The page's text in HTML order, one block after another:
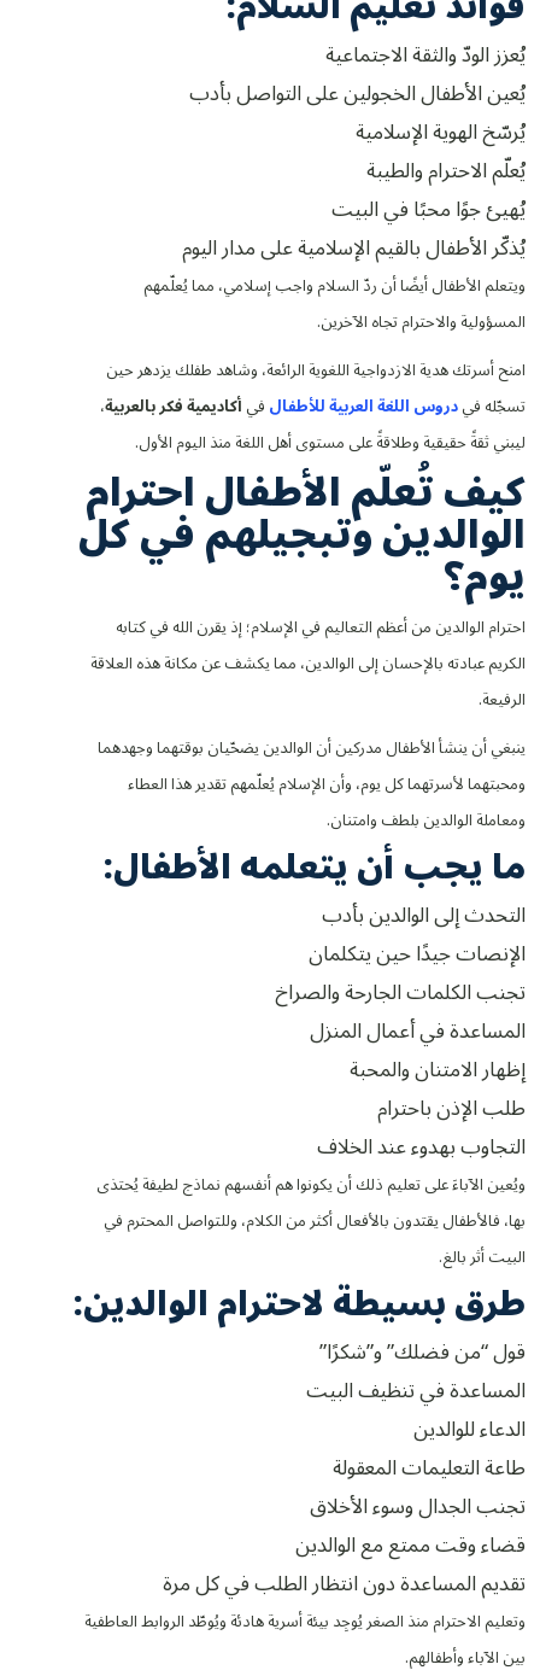
يُعزز الودّ والثقة الاجتماعية
يُعين الأطفال الخجولين على التواصل بأدب
يُرسّخ الهوية الإسلامية
يُعلّم الاحترام والطيبة
يُهيئ جوًا محبًا في البيت
يُذكّر الأطفال بالقيم الإسلامية على مدار اليوم
ويتعلم الأطفال أيضًا أن ردّ السلام واجب إسلامي، مما يُعلّمهم
المسؤولية والاحترام تجاه الآخرين.
امنح أسرتك هدية الازدواجية اللغوية الرائعة، وشاهد طفلك يزدهر حين
تسجّله فيدروس اللغة العربية للأطفالفيأكاديمية فكر بالعربية،
ليبني ثقةً حقيقية وطلاقةً على مستوى أهل اللغة منذ اليوم الأول.
كيف تُعلّم الأطفال احترام
الوالدين وتبجيلهم في كل
يوم؟
احترام الوالدين من أعظم التعاليم في الإسلام؛ إذ يقرن الله في كتابه
الكريم عبادته بالإحسان إلى الوالدين، مما يكشف عن مكانة هذه العلاقة
الرفيعة.
ينبغي أن ينشأ الأطفال مدركين أن الوالدين يضحّيان بوقتهما وجهدهما
ومحبتهما لأسرتهما كل يوم، وأن الإسلام يُعلّمهم تقدير هذا العطاء
ومعاملة الوالدين بلطف وامتنان.
ما يجب أن يتعلمه الأطفال:
التحدث إلى الوالدين بأدب
الإنصات جيدًا حين يتكلمان
تجنب الكلمات الجارحة والصراخ
المساعدة في أعمال المنزل
إظهار الامتنان والمحبة
طلب الإذن باحترام
التجاوب بهدوء عند الخلاف
ويُعين الآباءَ على تعليم ذلك أن يكونوا هم أنفسهم نماذج لطيفة يُحتذى
بها، فالأطفال يقتدون بالأفعال أكثر من الكلام، وللتواصل المحترم في
البيت أثر بالغ.
طرق بسيطة لاحترام الوالدين:
قول “من فضلك” و”شكرًا”
المساعدة في تنظيف البيت
الدعاء للوالدين
طاعة التعليمات المعقولة
تجنب الجدال وسوء الأخلاق
قضاء وقت ممتع مع الوالدين
تقديم المساعدة دون انتظار الطلب في كل مرة
وتعليم الاحترام منذ الصغر يُوجِد بيئة أسرية هادئة ويُوطّد الروابط العاطفية
بين الآباء وأطفالهم.